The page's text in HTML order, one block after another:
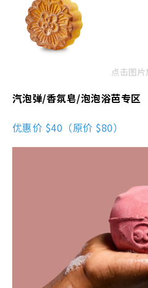
点击图片
汽泡弹/香氛皂/泡泡浴芭专区
优惠价 $40（原价 $80）